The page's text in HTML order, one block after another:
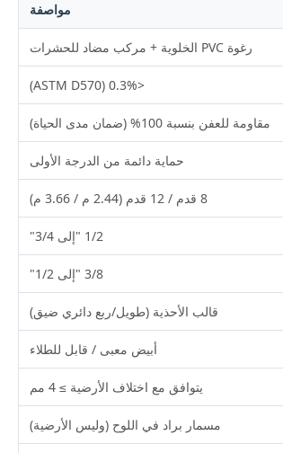
مواصفة
رغوة PVC الخلوية + مركب مضاد للحشرات
<0.3% (ASTM D570)
مقاومة للعفن بنسبة 100% (ضمان مدى الحياة)
حماية دائمة من الدرجة الأولى
8 قدم / 12 قدم (2.44 م / 3.66 م)
1/2 "إلى 3/4"
3/8 "إلى 1/2"
قالب الأحذية (طويل/ربع دائري ضيق)
أبيض معبى / قابل للطلاء
يتوافق مع اختلاف الأرضية ≥ 4 مم
مسمار براد في اللوح (وليس الأرضية)